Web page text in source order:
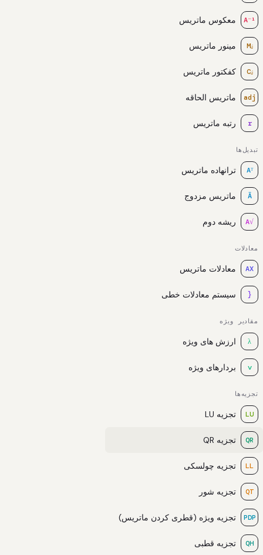
A⁻¹ معکوس ماتریس
Mᵢⱼ مینور ماتریس
Cᵢⱼ کفکتور ماتریس
adj ماتریس الحاقه
r رتبه ماتریس
تبدیل‌ها
Aᵀ ترانهاده ماتریس
Ā ماتریس مزدوج
√A ریشه دوم
معادلات
AX معادلات ماتریس
{ سیستم معادلات خطی
مقادیر ویژه
λ ارزش های ویژه
v بردارهای ویژه
تجزیه‌ها
LU تجزیه LU
QR تجزیه QR
LL تجزیه چولسکی
QT تجزیه شور
PDP تجزیه ویژه (قطری کردن ماتریس)
QH تجزیه قطبی